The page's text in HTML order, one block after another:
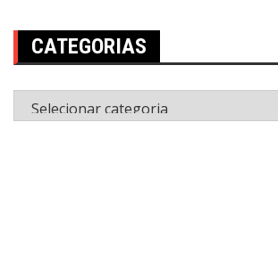
CATEGORIAS
Categorias